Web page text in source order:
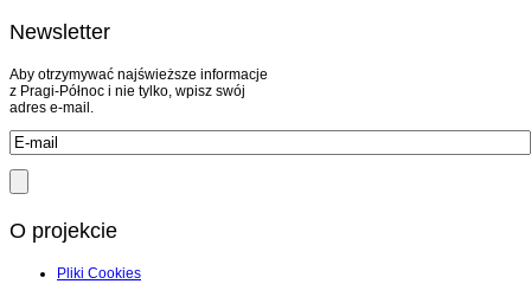
Newsletter
Aby otrzymywać najświeższe informacje
z Pragi-Północ i nie tylko, wpisz swój
adres e-mail.
O projekcie
Pliki Cookies